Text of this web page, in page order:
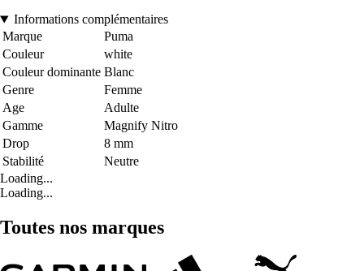
Informations complémentaires
Marque
Puma
Couleur
white
Couleur dominante Blanc
Genre
Femme
Age
Adulte
Gamme
Magnify Nitro
Drop
8 mm
Stabilité
Neutre
Loading...
Loading...
Toutes nos marques